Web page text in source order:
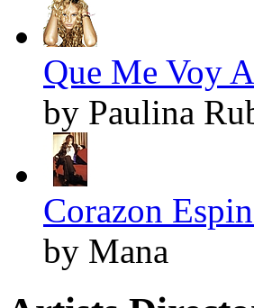
Que Me Voy
by Paulina
Corazon
by Mana